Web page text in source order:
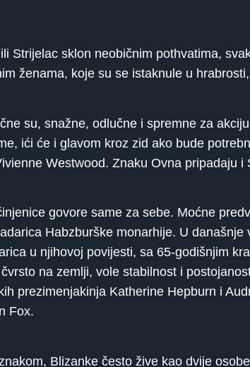
Strijelac sklon neobičnim pothvatima,
ženama, koje su se istaknule u
su, snažne, odlučne i spremne za
ići će i glavom kroz zid ako bude
Westwood. Znaku Ovna pripadaju
govore same za sebe. Moćne
Habzburške monarhije. U
u njihovoj povijesti, sa 65-godišnjim
na zemlji, vole stabilnost i
prezimenjakinja Katherine Hepburn i
Fox.
Blizanke često žive kao dvije